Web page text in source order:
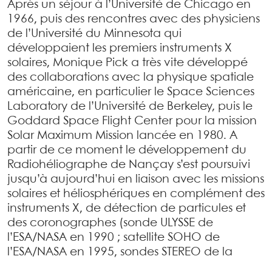
Après un séjour à l’Université de Chicago en
1966, puis des rencontres avec des physiciens
de l’Université du Minnesota qui
développaient les premiers instruments X
solaires, Monique Pick a très vite développé
des collaborations avec la physique spatiale
américaine, en particulier le Space Sciences
Laboratory de l’Université de Berkeley, puis le
Goddard Space Flight Center pour la mission
Solar Maximum Mission lancée en 1980. A
partir de ce moment le développement du
Radiohéliographe de Nançay s’est poursuivi
jusqu’à aujourd’hui en liaison avec les missions
solaires et héliosphériques en complément des
instruments X, de détection de particules et
des coronographes (sonde ULYSSE de
l’ESA/NASA en 1990 ; satellite SOHO de
l’ESA/NASA en 1995, sondes STEREO de la